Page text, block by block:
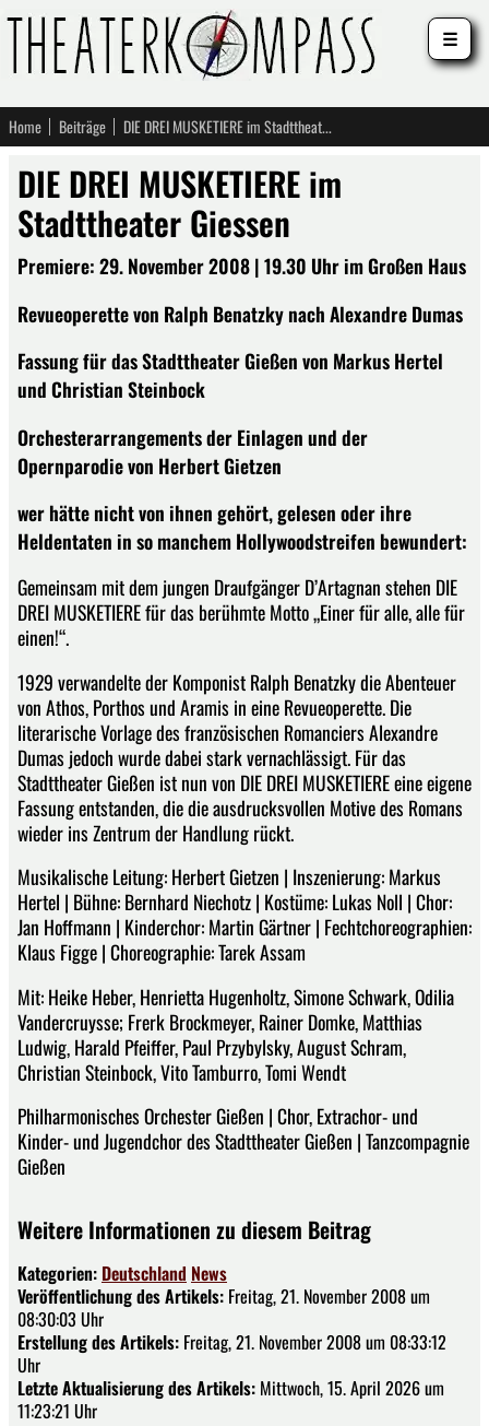
Home Beiträge DIE DREI MUSKETIERE im Stadttheater Giessen
DIE DREI MUSKETIERE im
Stadttheater Giessen
Premiere: 29. November 2008 | 19.30 Uhr im Großen Haus
Revueoperette von Ralph Benatzky nach Alexandre Dumas
Fassung für das Stadttheater Gießen von Markus Hertel
und Christian Steinbock
Orchesterarrangements der Einlagen und der
Opernparodie von Herbert Gietzen
wer hätte nicht von ihnen gehört, gelesen oder ihre
Heldentaten in so manchem Hollywoodstreifen bewundert:
Gemeinsam mit dem jungen Draufgänger D’Artagnan stehen DIE
DREI MUSKETIERE für das berühmte Motto „Einer für alle, alle für
einen!“.
1929 verwandelte der Komponist Ralph Benatzky die Abenteuer
von Athos, Porthos und Aramis in eine Revueoperette. Die
literarische Vorlage des französischen Romanciers Alexandre
Dumas jedoch wurde dabei stark vernachlässigt. Für das
Stadttheater Gießen ist nun von DIE DREI MUSKETIERE eine eigene
Fassung entstanden, die die ausdrucksvollen Motive des Romans
wieder ins Zentrum der Handlung rückt.
Musikalische Leitung: Herbert Gietzen | Inszenierung: Markus
Hertel | Bühne: Bernhard Niechotz | Kostüme: Lukas Noll | Chor:
Jan Hoffmann | Kinderchor: Martin Gärtner | Fechtchoreographien:
Klaus Figge | Choreographie: Tarek Assam
Mit: Heike Heber, Henrietta Hugenholtz, Simone Schwark, Odilia
Vandercruysse; Frerk Brockmeyer, Rainer Domke, Matthias
Ludwig, Harald Pfeiffer, Paul Przybylsky, August Schram,
Christian Steinbock, Vito Tamburro, Tomi Wendt
Philharmonisches Orchester Gießen | Chor, Extrachor- und
Kinder- und Jugendchor des Stadttheater Gießen | Tanzcompagnie
Gießen
Weitere Informationen zu diesem Beitrag
Kategorien: Deutschland News
Veröffentlichung des Artikels: Freitag, 21. November 2008 um
08:30:03 Uhr
Erstellung des Artikels: Freitag, 21. November 2008 um 08:33:12
Uhr
Letzte Aktualisierung des Artikels: Mittwoch, 15. April 2026 um
11:23:21 Uhr
☰